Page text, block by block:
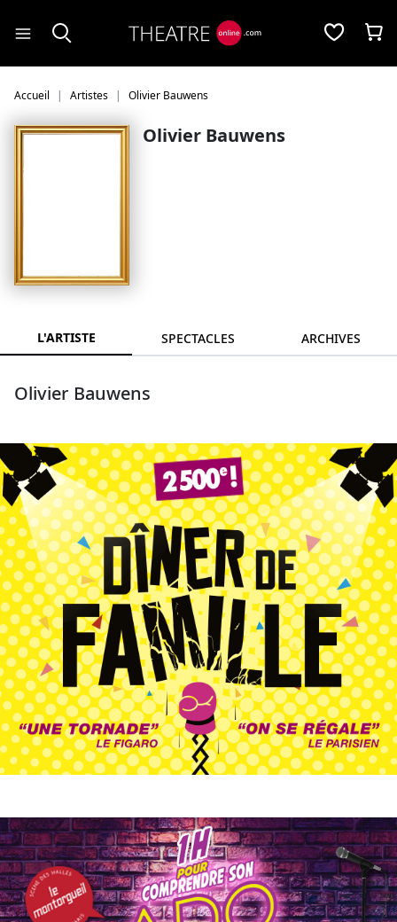
Accueil Artistes Olivier Bauwens
Olivier Bauwens
L'ARTISTE SPECTACLES ARCHIVES
Olivier Bauwens